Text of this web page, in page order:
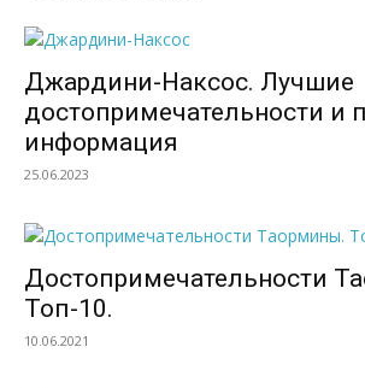
Джардини-Наксос. Лучшие
достопримечательности и
информация
25.06.2023
Достопримечательности
Топ-10.
10.06.2021